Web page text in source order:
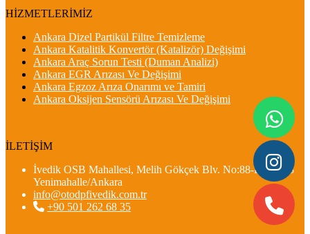
HİZMETLERİMİZ
Ankara Dizel Partikül Filtre Temizleme
Ankara Katalitik Konvertör (Katalizör) Değişimi
Ankara Araç Sorun Testi (Duman Analizi)
Ankara EGR Arızası Ve Değişimi
Ankara Egzoz Arıza Onarımı ve Tamiri
Ankara Oksijen Sensörü Arızası Ve Değişimi
İLETİŞİM
İvedik OSB Mahallesi, Melih Gökçek Blv. No:88-E, 06378
Yenimahalle/Ankara
info@otodpfivedik.com.tr
+90 501 262 68 35